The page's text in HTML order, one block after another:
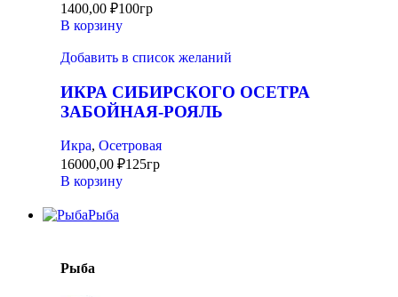
1400,00 ₽100гр
В корзину
Добавить в список желаний
ИКРА СИБИРСКОГО ОСЕТРА
ЗАБОЙНАЯ-РОЯЛЬ
Икра, Осетровая
16000,00 ₽125гр
В корзину
Рыба
Рыба